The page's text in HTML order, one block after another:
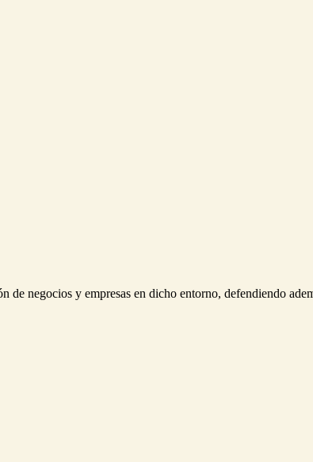
de negocios y empresas en dicho entorno, defendiendo